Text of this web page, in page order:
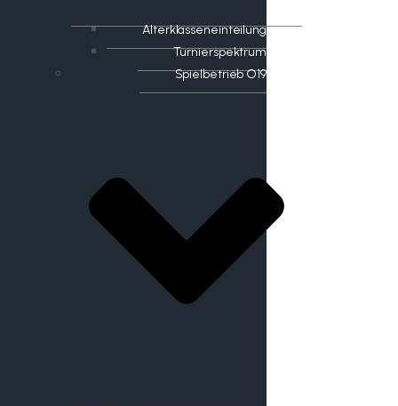
Alterklasseneinteilung
Turnierspektrum
Spielbetrieb O19